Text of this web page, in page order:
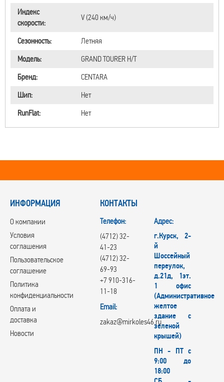
Индекс
скорости:
V (240 км/ч)
Сезонность:
Летняя
Модель:
GRAND TOURER H/T
Бренд:
CENTARA
Шип:
Нет
RunFlat:
Нет
ИНФОРМАЦИЯ
О компании
Условия
соглашения
Пользовательское
соглашение
Политика
конфиденциальности
Оплата и
доставка
Новости
КОНТАКТЫ
Телефон:
(4712) 32-
41-23
(4712) 32-
69-93
+7 910-316-
11-18
Email:
zakaz@mirkoles46.ru
Адрес:
г.Курск, 2-
й
Шоссейный
переулок,
д.21д, 1эт.
1 офис
(Административное
желтое
здание с
зеленой
крышей)
ПН - ПТ с
9:00 до
18:00